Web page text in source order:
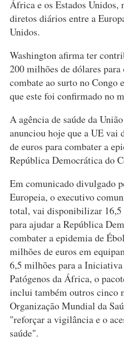
África e os Estados Unidos,
diretos diários entre a
Unidos.
Washington afirma ter
200 milhões de dólares para
combate ao surto no Congo
que este foi confirmado no
A agência de saúde da
anunciou hoje que a UE vai
de euros para combater a
República Democrática do
Em comunicado divulgado
Europeia, o executivo
total, vai disponibilizar 16,5
para ajudar a República
combater a epidemia de
milhões de euros em
6,5 milhões para a
Patógenos da África, o
inclui também outros cinco
Organização Mundial da
"reforçar a vigilância e o
saúde".